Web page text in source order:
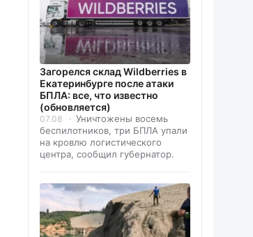
Загорелся склад Wildberries в
Екатеринбурге после атаки
БПЛА: все, что известно
(обновляется)
07.08
Уничтожены восемь
беспилотников, три БПЛА упали
на кровлю логистического
центра, сообщил губернатор.